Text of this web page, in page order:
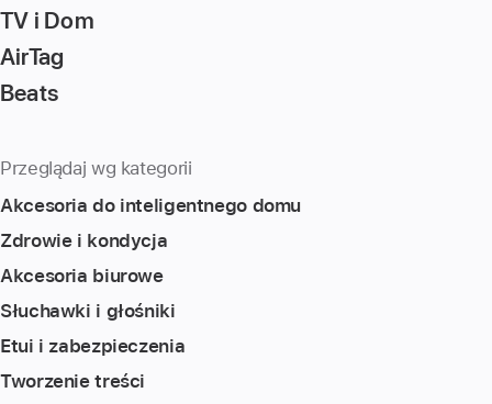
TV i Dom
AirTag
Beats
Przeglądaj wg kategorii
Akcesoria do inteligentnego domu
Zdrowie i kondycja
Akcesoria biurowe
Słuchawki i głośniki
Etui i zabezpieczenia
Tworzenie treści